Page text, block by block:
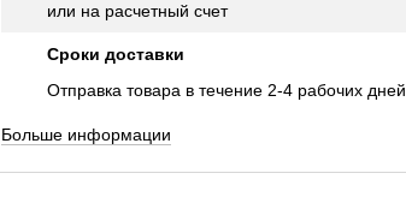
или на расчетный счет
Сроки доставки
Отправка товара в течение 2-4 рабочих дней
Больше информации